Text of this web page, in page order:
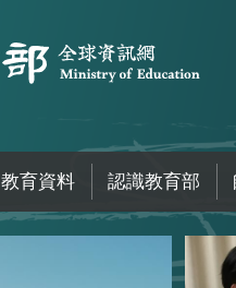
教育資料 認識教育部